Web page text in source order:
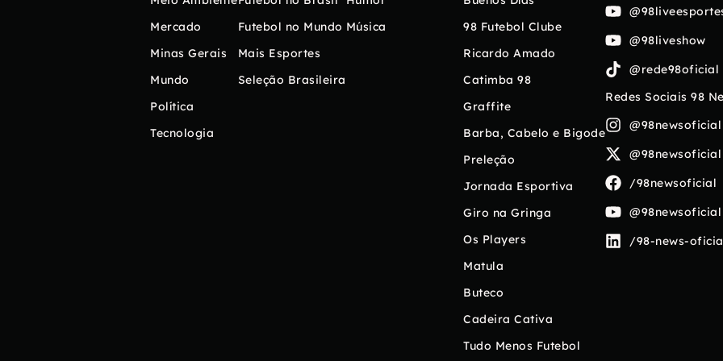
Mercado
Minas Gerais
Mundo
Política
Tecnologia
Futebol no Mundo
Mais Esportes
Seleção Brasileira
Música
98 Futebol Clube
Ricardo Amado
Catimba 98
Graffite
Barba, Cabelo e Bigode
Preleção
Jornada Esportiva
Giro na Gringa
Os Players
Matula
Buteco
Cadeira Cativa
Tudo Menos Futebol
@98liveshow
@rede98oficial
Redes Sociais 98
@98newsoficial
@98newsoficial
/98newsoficial
@98newsoficial
/98-news-